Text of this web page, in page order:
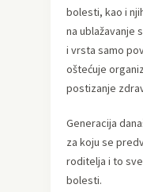
bolesti, kao i
na ublažavanje
i vrsta samo
oštećuje
postizanje
Generacija
za koju se
roditelja i to
bolesti.